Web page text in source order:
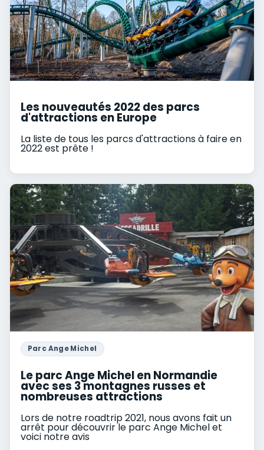
Les nouveautés 2022 des parcs
d'attractions en Europe
La liste de tous les parcs d'attractions à faire en
2022 est prête !
Parc Ange Michel
Le parc Ange Michel en Normandie
avec ses 3 montagnes russes et
nombreuses attractions
Lors de notre roadtrip 2021, nous avons fait un
arrêt pour découvrir le parc Ange Michel et
voici notre avis